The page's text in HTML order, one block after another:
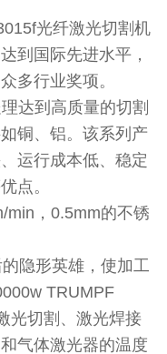
光纤激光切割机
到国际先进水平，
多行业奖项。
达到高质量的切割
铜、铝。该系列产
运行成本低、稳定
点。
min，0.5mm的不锈
隐形英雄，使加工
TRUMPF
光切割、激光焊接
气体激光器的温度